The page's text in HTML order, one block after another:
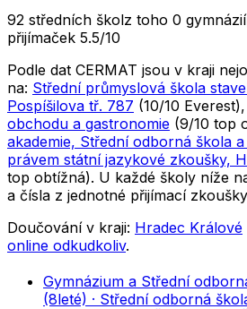
92 středních školz toho 0 gymnázií
přijímaček 5.5/10
Podle dat CERMAT jsou v kraji
na: Střední průmyslová škola
Pospíšilova tř. 787 (10/10 Everest),
obchodu a gastronomie (9/10 top
akademie, Střední odborná škola
právem státní jazykové zkoušky,
top obtížná). U každé školy níže
a čísla z jednotné přijímací
Doučování v kraji: Hradec Králové
online odkudkoliv.
Gymnázium a Střední
(8leté) · Střední odborná